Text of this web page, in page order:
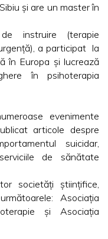
și are un master în
instruire (terapie
a participat la
în Europa și lucrează
în psihoterapia
evenimente
articole despre
suicidar,
de sănătate
societăți științifice,
Asociația
și Asociația